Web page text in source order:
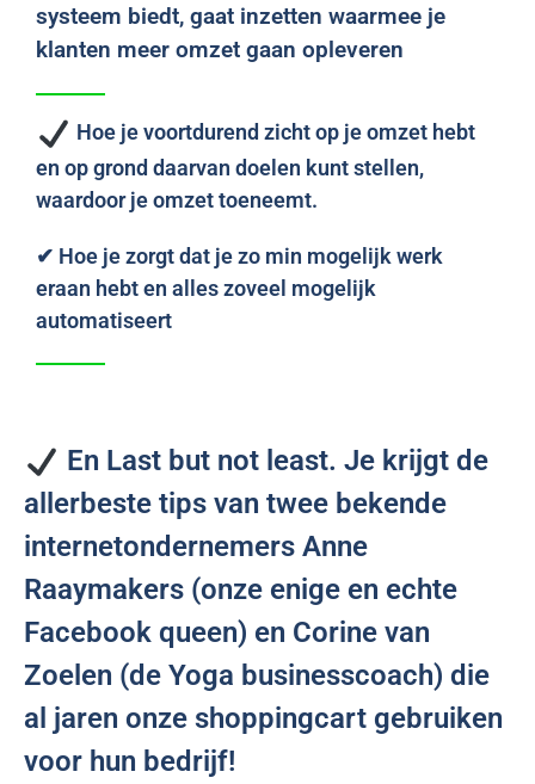
systeem biedt, gaat inzetten waarmee je
klanten meer omzet gaan opleveren
Hoe je voortdurend zicht op je omzet hebt
en op grond daarvan doelen kunt stellen,
waardoor je omzet toeneemt.
✔ Hoe je zorgt dat je zo min mogelijk werk
eraan hebt en alles zoveel mogelijk
automatiseert
En Last but not least. Je krijgt de
allerbeste tips van twee bekende
internetondernemers Anne
Raaymakers (onze enige en echte
Facebook queen) en Corine van
Zoelen (de Yoga businesscoach) die
al jaren onze shoppingcart gebruiken
voor hun bedrijf!